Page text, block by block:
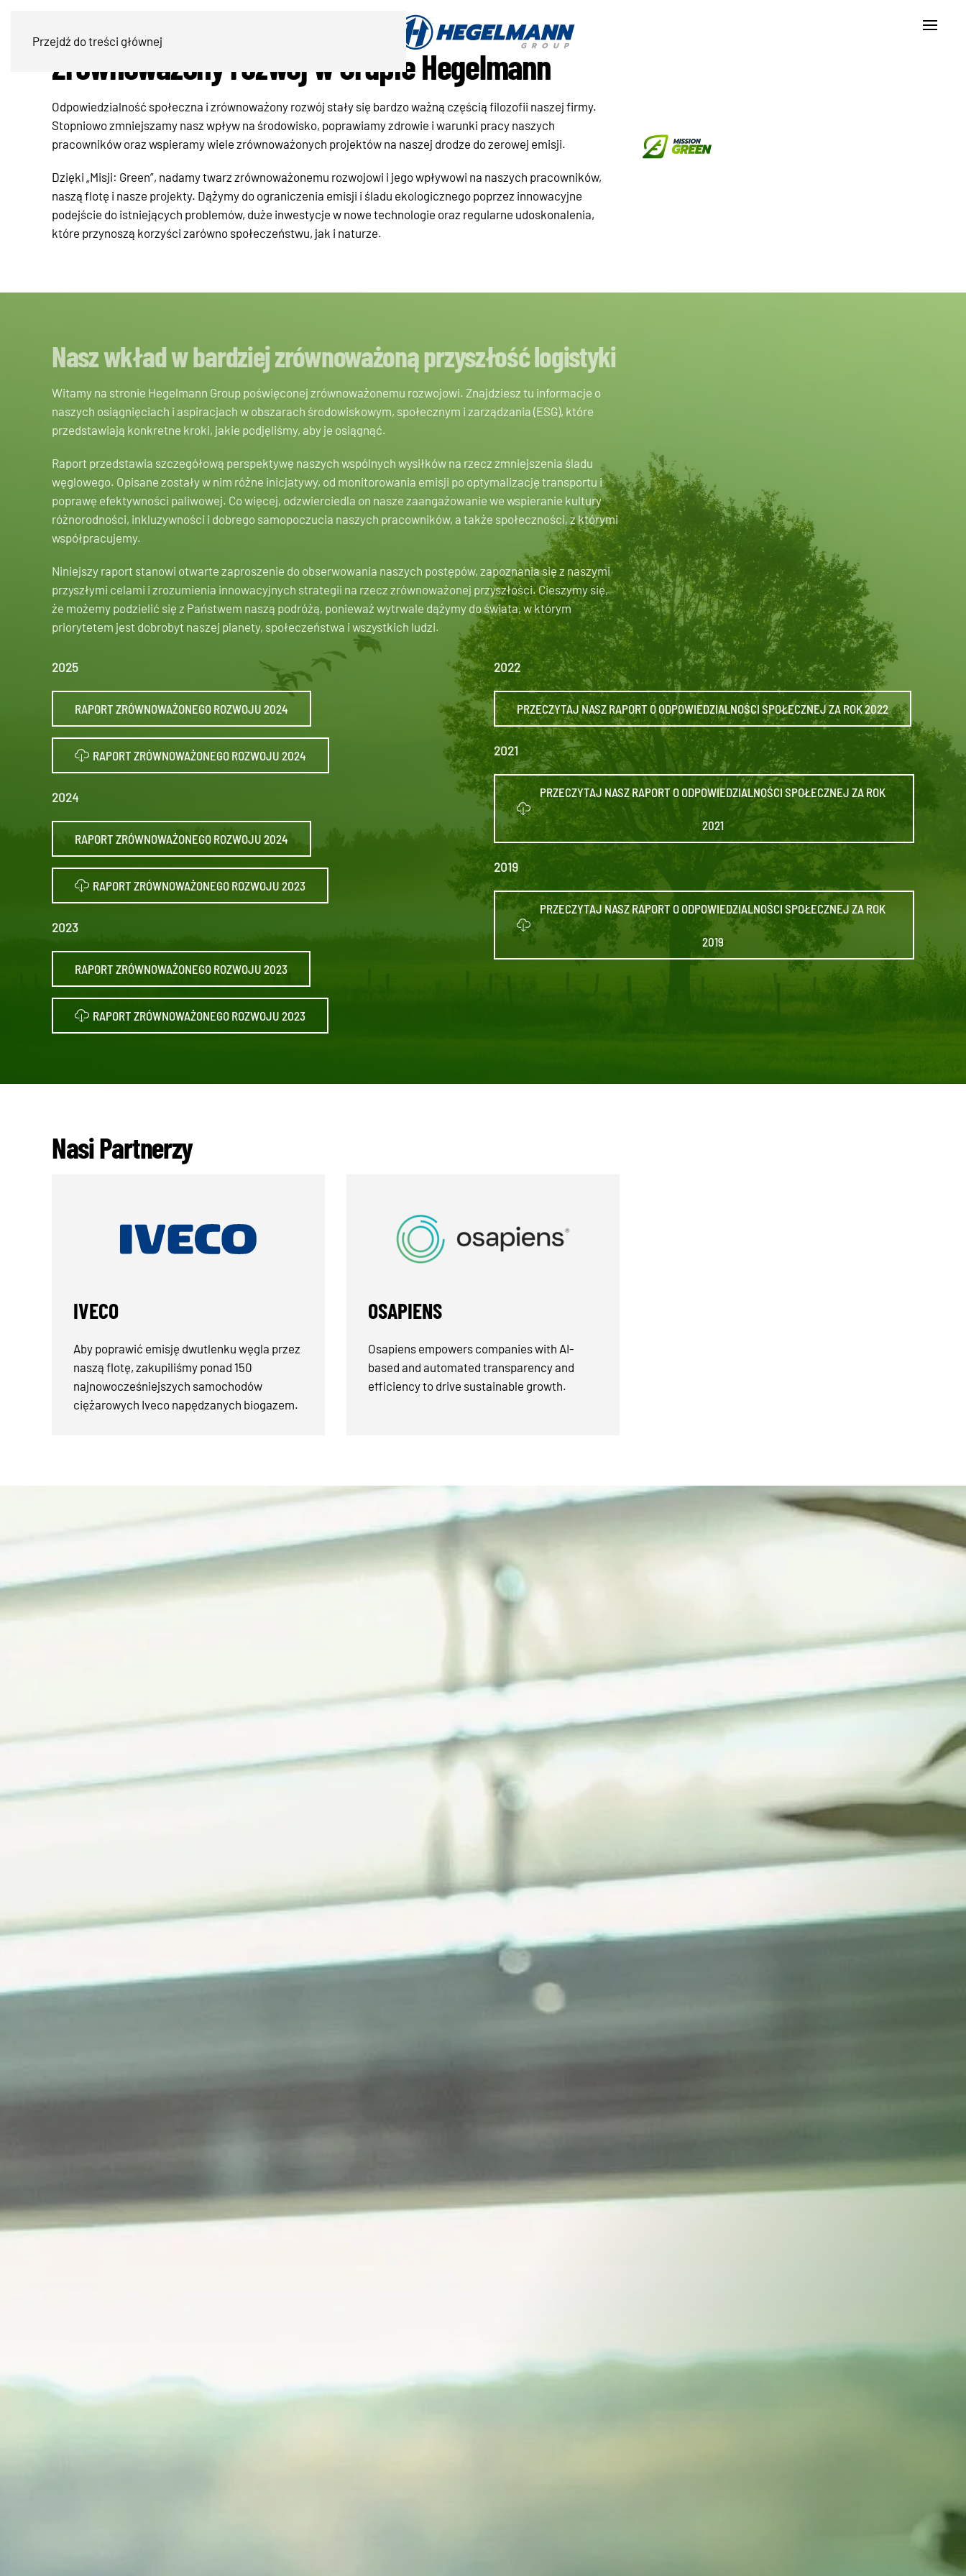
Przejdź do treści głównej
Zrównoważony rozwój w Grupie Hegelmann
Odpowiedzialność społeczna i zrównoważony rozwój stały się bardzo ważną częścią filozofii naszej firmy.
Stopniowo zmniejszamy nasz wpływ na środowisko, poprawiamy zdrowie i warunki pracy naszych
pracowników oraz wspieramy wiele zrównoważonych projektów na naszej drodze do zerowej emisji.
Dzięki „Misji: Green”, nadamy twarz zrównoważonemu rozwojowi i jego wpływowi na naszych pracowników,
naszą flotę i nasze projekty. Dążymy do ograniczenia emisji i śladu ekologicznego poprzez innowacyjne
podejście do istniejących problemów, duże inwestycje w nowe technologie oraz regularne udoskonalenia,
które przynoszą korzyści zarówno społeczeństwu, jak i naturze.
Nasz wkład w bardziej zrównoważoną przyszłość logistyki
Witamy na stronie Hegelmann Group poświęconej zrównoważonemu rozwojowi. Znajdziesz tu informacje o
naszych osiągnięciach i aspiracjach w obszarach środowiskowym, społecznym i zarządzania (ESG), które
przedstawiają konkretne kroki, jakie podjęliśmy, aby je osiągnąć.
Raport przedstawia szczegółową perspektywę naszych wspólnych wysiłków na rzecz zmniejszenia śladu
węglowego. Opisane zostały w nim różne inicjatywy, od monitorowania emisji po optymalizację transportu i
poprawę efektywności paliwowej. Co więcej, odzwierciedla on nasze zaangażowanie we wspieranie kultury
różnorodności, inkluzywności i dobrego samopoczucia naszych pracowników, a także społeczności, z którymi
współpracujemy.
Niniejszy raport stanowi otwarte zaproszenie do obserwowania naszych postępów, zapoznania się z naszymi
przyszłymi celami i zrozumienia innowacyjnych strategii na rzecz zrównoważonej przyszłości. Cieszymy się,
że możemy podzielić się z Państwem naszą podróżą, ponieważ wytrwale dążymy do świata, w którym
priorytetem jest dobrobyt naszej planety, społeczeństwa i wszystkich ludzi.
2025
RAPORT ZRÓWNOWAŻONEGO ROZWOJU 2024
RAPORT ZRÓWNOWAŻONEGO ROZWOJU 2024
2024
RAPORT ZRÓWNOWAŻONEGO ROZWOJU 2024
RAPORT ZRÓWNOWAŻONEGO ROZWOJU 2023
2023
RAPORT ZRÓWNOWAŻONEGO ROZWOJU 2023
RAPORT ZRÓWNOWAŻONEGO ROZWOJU 2023
2022
PRZECZYTAJ NASZ RAPORT O ODPOWIEDZIALNOŚCI SPOŁECZNEJ ZA ROK 2022
2021
PRZECZYTAJ NASZ RAPORT O ODPOWIEDZIALNOŚCI SPOŁECZNEJ ZA ROK
2021
2019
PRZECZYTAJ NASZ RAPORT O ODPOWIEDZIALNOŚCI SPOŁECZNEJ ZA ROK
2019
Nasi Partnerzy
IVECO
Aby poprawić emisję dwutlenku węgla przez
naszą flotę, zakupiliśmy ponad 150
najnowocześniejszych samochodów
ciężarowych Iveco napędzanych biogazem.
OSAPIENS
Osapiens empowers companies with AI-
based and automated transparency and
efficiency to drive sustainable growth.